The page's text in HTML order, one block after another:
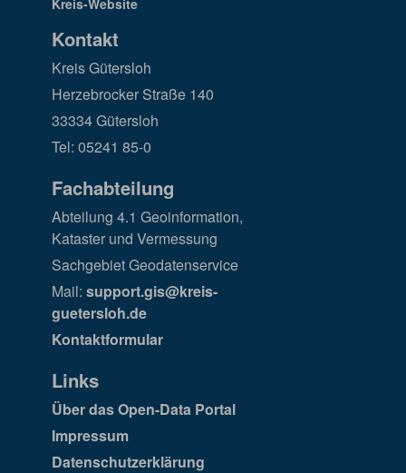
Kontakt
Kreis Gütersloh
Herzebrocker Straße 140
33334 Gütersloh
Tel: 05241 85-0
Fachabteilung
Abteilung 4.1 Geoinformation,
Kataster und Vermessung
Sachgebiet Geodatenservice
Mail: support.gis@kreis-
guetersloh.de
Kontaktformular
Links
Über das Open-Data Portal
Impressum
Datenschutzerklärung